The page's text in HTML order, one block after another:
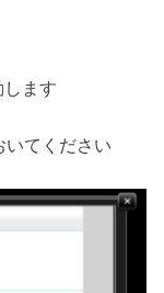
ます
いてください